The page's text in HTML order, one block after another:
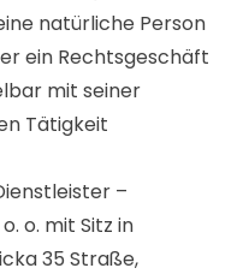
natürliche Person
ein Rechtsgeschäft
mit seiner
Tätigkeit
–
o. mit Sitz in
35 Straße,